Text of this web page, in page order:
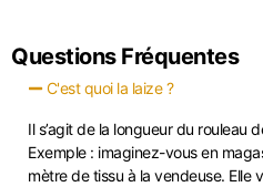
Questions Fréquentes
C'est quoi la laize ?
Il s’agit de la longueur du rouleau
Exemple : imaginez-vous en
mètre de tissu à la vendeuse. Elle